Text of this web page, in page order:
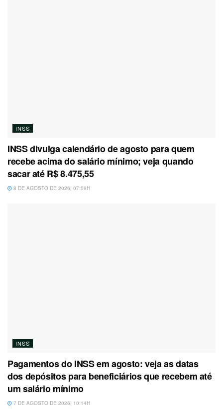
INSS
INSS divulga calendário de agosto para quem
recebe acima do salário mínimo; veja quando
sacar até R$ 8.475,55
8 DE AGOSTO DE 2026, 07:59H
INSS
Pagamentos do INSS em agosto: veja as datas
dos depósitos para beneficiários que recebem até
um salário mínimo
7 DE AGOSTO DE 2026, 10:14H